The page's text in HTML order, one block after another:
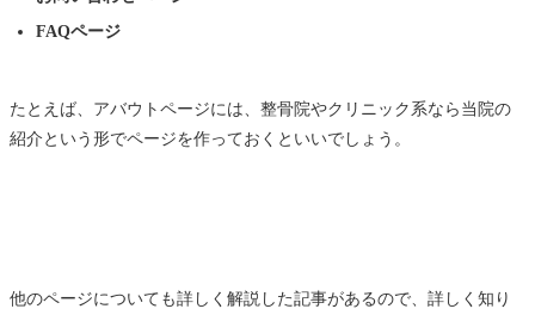
FAQページ
たとえば、アバウトページには、整骨院やクリニック系なら当院の
紹介という形でページを作っておくといいでしょう。
他のページについても詳しく解説した記事があるので、詳しく知り